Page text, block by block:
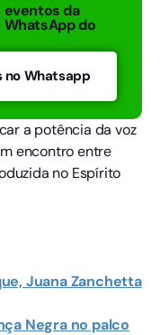
eventos da
do
no Whatsapp
a potência da voz
encontro entre
no Espírito
Juana Zanchetta
Negra no palco